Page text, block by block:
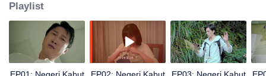
banyak orang yang tinggal di desa itu, dan mereka tampaknya terkait
dengan misteri hilangnya orangtua dan teman-teman Yao Yi.
Playlist